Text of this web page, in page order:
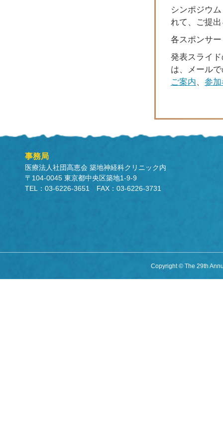
シンポジウ
れて、ご提
各スポンサ
発表スライ
は、メール
ご案内、 参
事務局
医療法人社団高恵会 築地神経科クリニック内
〒104-0045 東京都中央区築地1-9-9
TEL：03-6226-3651 FAX：03-6226-3731
Copyright © The 29th